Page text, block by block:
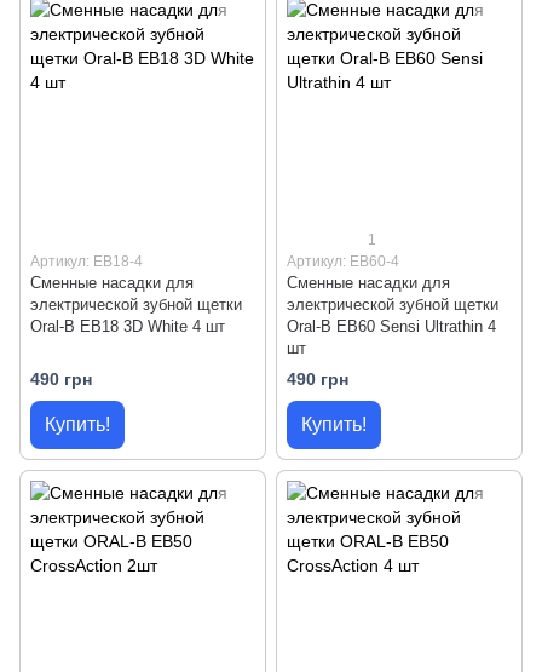
Артикул: EB18-4
Сменные насадки для
электрической зубной щетки
Oral-B EB18 3D White 4 шт
490 грн
Купить!
1
Артикул: EB60-4
Сменные насадки для
электрической зубной щетки
Oral-B EB60 Sensi Ultrathin 4
шт
490 грн
Купить!